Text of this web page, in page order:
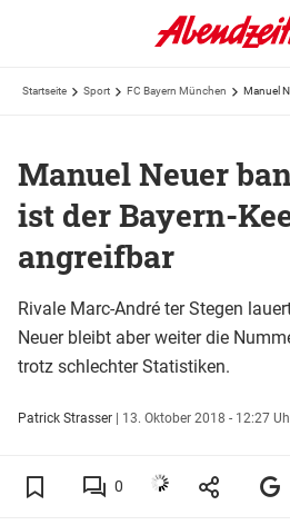
Startseite Sport FC Bayern München
Manuel Neuer
ist der Bayern-
angreifbar
Rivale Marc-André ter Stegen
Neuer bleibt aber weiter die
trotz schlechter Statistiken.
Patrick Strasser | 13. Oktober 2018 - 12:27
0